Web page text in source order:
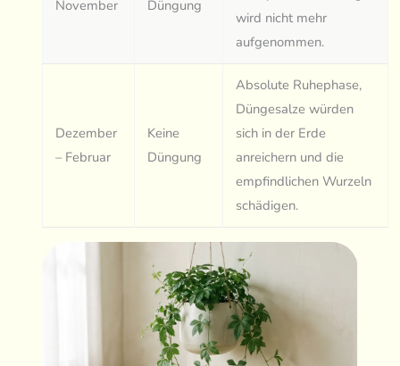
November
Düngung
wird nicht mehr
aufgenommen.
Dezember
– Februar
Keine
Düngung
Absolute Ruhephase,
Düngesalze würden
sich in der Erde
anreichern und die
empfindlichen Wurzeln
schädigen.